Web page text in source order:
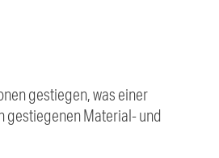
gestiegen, was einer
gestiegenen Material- und